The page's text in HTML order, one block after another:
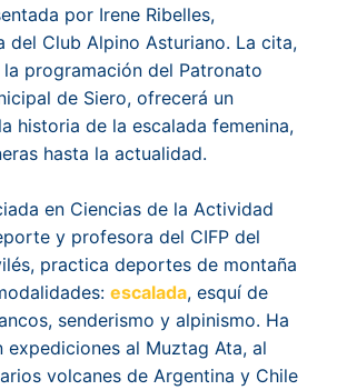
por Irene Ribelles,
del Club Alpino Asturiano. La cita,
la programación del Patronato
de Siero, ofrecerá un
historia de la escalada femenina,
hasta la actualidad.
en Ciencias de la Actividad
y profesora del CIFP del
practica deportes de montaña
escalada, esquí de
senderismo y alpinismo. Ha
al Muztag Ata, al
volcanes de Argentina y Chile